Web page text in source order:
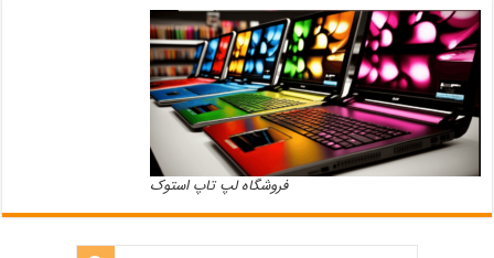
فروشگاه لپ تاپ استوک